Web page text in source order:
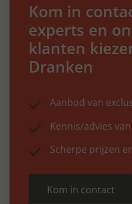
Kom in
experts en
klanten
Dranken
Aanbod van
Kennis/advies
Scherpe prijzen
Kom in contact